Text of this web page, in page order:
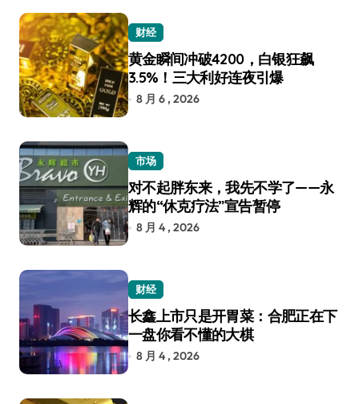
财经
黄金瞬间冲破4200，白银狂飙
3.5%！三大利好连夜引爆
8 月 6 , 2026
市场
对不起胖东来，我先不学了——永
辉的“休克疗法”宣告暂停
8 月 4 , 2026
财经
长鑫上市只是开胃菜：合肥正在下
一盘你看不懂的大棋
8 月 4 , 2026